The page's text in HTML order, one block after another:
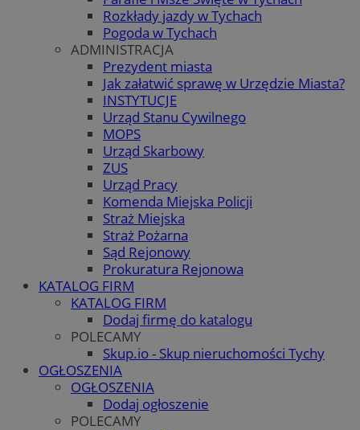
Rozkłady jazdy w Tychach
Pogoda w Tychach
ADMINISTRACJA
Prezydent miasta
Jak załatwić sprawę w Urzędzie Miasta?
INSTYTUCJE
Urząd Stanu Cywilnego
MOPS
Urząd Skarbowy
ZUS
Urząd Pracy
Komenda Miejska Policji
Straż Miejska
Straż Pożarna
Sąd Rejonowy
Prokuratura Rejonowa
KATALOG FIRM
KATALOG FIRM
Dodaj firmę do katalogu
POLECAMY
Skup.io - Skup nieruchomości Tychy
OGŁOSZENIA
OGŁOSZENIA
Dodaj ogłoszenie
POLECAMY